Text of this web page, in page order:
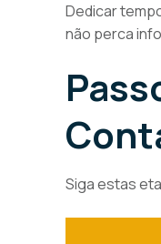
Dedicar
não perca
Siga estas